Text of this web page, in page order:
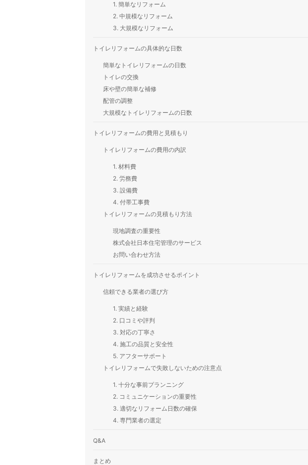
1. 簡単なリフォーム
2. 中規模なリフォーム
3. 大規模なリフォーム
トイレリフォームの具体的な日数
簡単なトイレリフォームの日数
トイレの交換
床や壁の簡単な補修
配管の調整
大規模なトイレリフォームの日数
トイレリフォームの費用と見積もり
トイレリフォームの費用の内訳
1. 材料費
2. 労務費
3. 設備費
4. 付帯工事費
トイレリフォームの見積もり方法
現地調査の重要性
株式会社日本住宅管理のサービス
お問い合わせ方法
トイレリフォームを成功させるポイント
信頼できる業者の選び方
1. 実績と経験
2. 口コミや評判
3. 対応の丁寧さ
4. 施工の品質と安全性
5. アフターサポート
トイレリフォームで失敗しないための注意点
1. 十分な事前プランニング
2. コミュニケーションの重要性
3. 適切なリフォーム日数の確保
4. 専門業者の選定
Q&A
まとめ